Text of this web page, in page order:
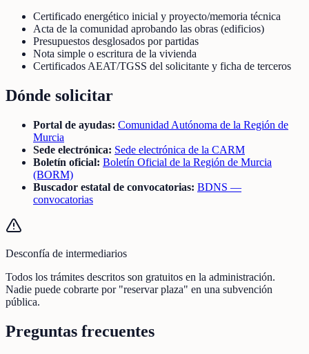
Certificado energético inicial y proyecto/memoria técnica
Acta de la comunidad aprobando las obras (edificios)
Presupuestos desglosados por partidas
Nota simple o escritura de la vivienda
Certificados AEAT/TGSS del solicitante y ficha de terceros
Dónde solicitar
Portal de ayudas: Comunidad Autónoma de la Región de
Murcia
Sede electrónica: Sede electrónica de la CARM
Boletín oficial: Boletín Oficial de la Región de Murcia
(BORM)
Buscador estatal de convocatorias: BDNS —
convocatorias
Desconfía de intermediarios
Todos los trámites descritos son gratuitos en la administración.
Nadie puede cobrarte por "reservar plaza" en una subvención
pública.
Preguntas frecuentes